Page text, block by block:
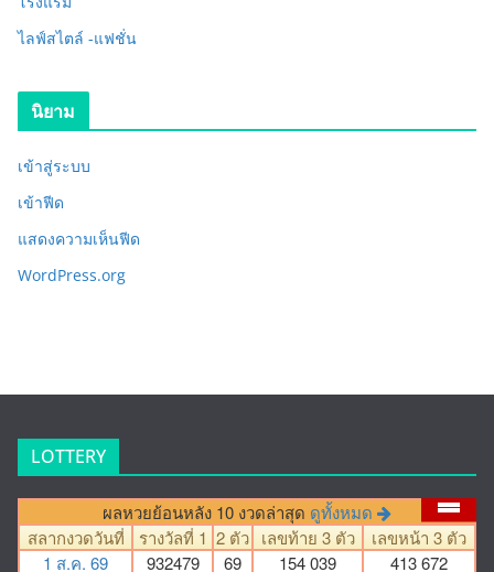
ไลฟ์สไตล์ -แฟชั่น
นิยาม
เข้าสู่ระบบ
เข้าฟีด
แสดงความเห็นฟีด
WordPress.org
LOTTERY